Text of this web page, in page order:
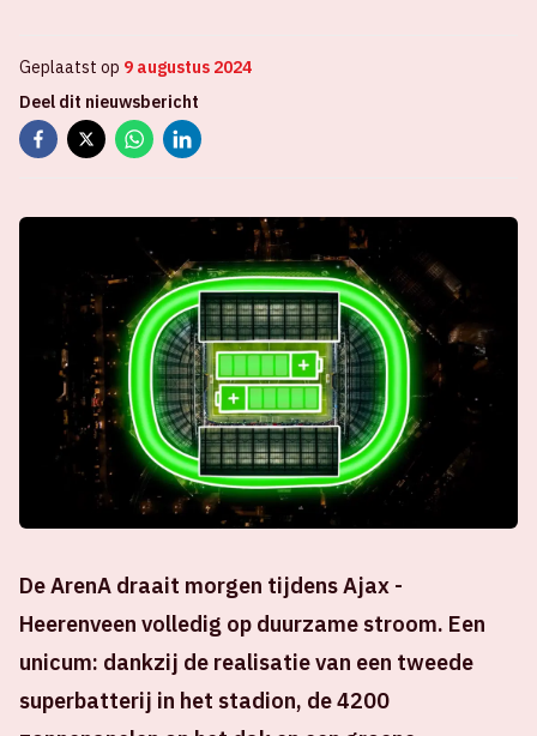
Geplaatst op 9 augustus 2024
Deel dit nieuwsbericht
De ArenA draait morgen tijdens Ajax -
Heerenveen volledig op duurzame stroom. Een
unicum: dankzij de realisatie van een tweede
superbatterij in het stadion, de 4200